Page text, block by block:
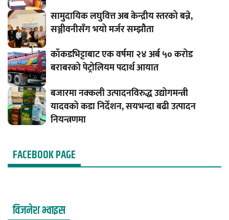
सामुदायिक लघुवित्त अब केन्द्रीय स्तरको बन्ने,
सञ्जीवनीसँग भयो मर्जर सम्झौता
काँकडभिट्टाबाट एक वर्षमा २४ अर्ब ५० करोड
बराबरको पेट्रोलियम पदार्थ आयात
बजारमा नक्कली उत्पादनविरुद्ध उद्योगमन्त्री
यादवको कडा निर्देशन, सयभन्दा बढी उत्पादन
नियन्त्रणमा
FACEBOOK PAGE
विजनेश भ्वाइस